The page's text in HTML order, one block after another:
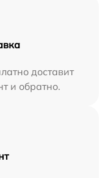
доставит
и обратно.